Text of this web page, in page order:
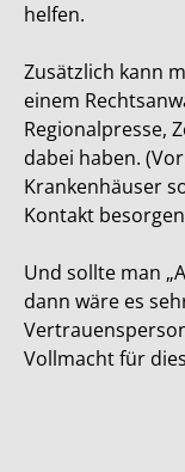
helfen.
Zusätzlich kann
einem
Regionalpresse,
dabei haben.
Krankenhäuser
Kontakt
Und sollte man
dann wäre es
Vollmacht für